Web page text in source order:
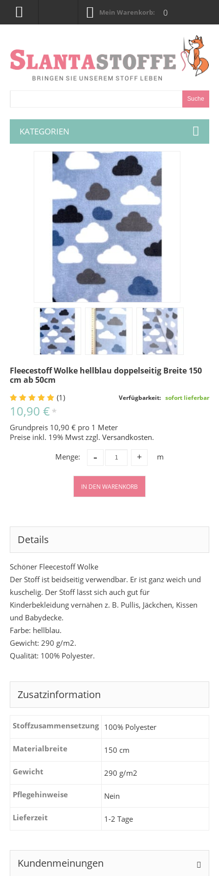
Mein Warenkorb: 0
Suche
KATEGORIEN
Fleecestoff Wolke hellblau doppelseitig Breite 150
cm ab 50cm
(1) Verfügbarkeit: sofort lieferbar
10,90 € *
Grundpreis 10,90 € pro 1 Meter
Preise inkl. 19% Mwst zzgl. Versandkosten.
Menge:
+
- m
IN DEN WARENKORB
Details
Schöner Fleecestoff Wolke
Der Stoff ist beidseitig verwendbar. Er ist ganz weich und
kuschelig. Der Stoff lässt sich auch gut für
Kinderbekleidung vernähen z. B. Pullis, Jäckchen, Kissen
und Babydecke.
Farbe: hellblau.
Gewicht: 290 g/m2.
Qualität: 100% Polyester.
Zusatzinformation
Stoffzusammensetzung 100% Polyester
Materialbreite 150 cm
Gewicht 290 g/m2
Pflegehinweise Nein
Lieferzeit 1-2 Tage
Kundenmeinungen